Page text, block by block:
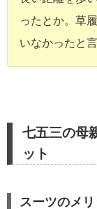
ったとか。草
いなかったと
七五三の母
ット
スーツのメリ